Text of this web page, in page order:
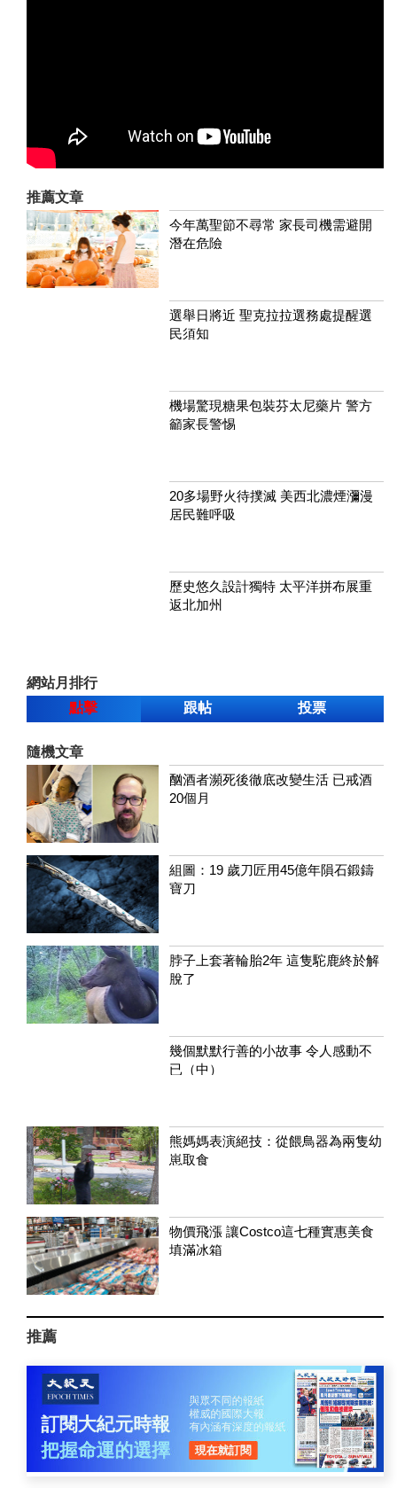
推薦文章
今年萬聖節不尋常 家長司機需避開
潛在危險
選舉日將近 聖克拉拉選務處提醒選
民須知
機場驚現糖果包裝芬太尼藥片 警方
籲家長警惕
20多場野火待撲滅 美西北濃煙瀰漫
居民難呼吸
歷史悠久設計獨特 太平洋拼布展重
返北加州
網站月排行
點擊
跟帖 投票
隨機文章
酗酒者瀕死後徹底改變生活 已戒酒
20個月
組圖：19 歲刀匠用45億年隕石鍛鑄
寶刀
脖子上套著輪胎2年 這隻駝鹿終於解
脫了
幾個默默行善的小故事 令人感動不
已（中）
熊媽媽表演絕技：從餵鳥器為兩隻幼
崽取食
物價飛漲 讓Costco這七種實惠美食
填滿冰箱
推薦